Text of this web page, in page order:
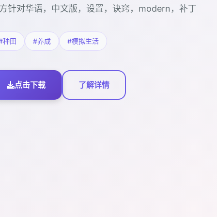
针对华语，中文版，设置，诀窍，modern，补丁
种田 #养成 #模拟生活
点击下载 了解详情